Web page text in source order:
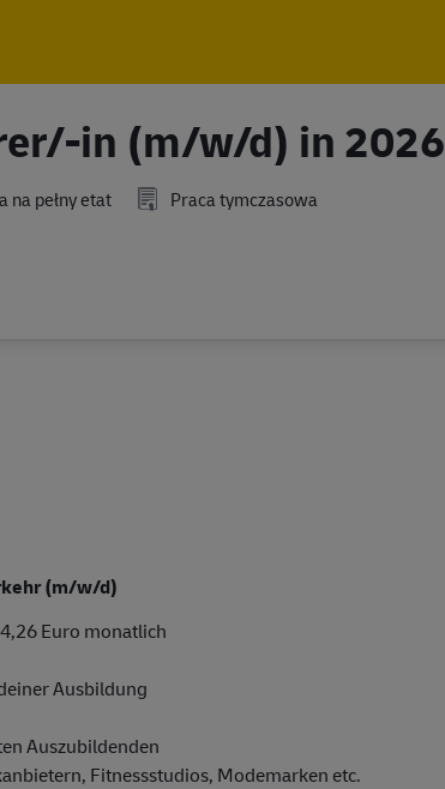
in (m/w/d) in 2026
na pełny etat
Praca tymczasowa
(m/w/d)
Euro monatlich
Ausbildung
Auszubildenden
Fitnessstudios, Modemarken etc.